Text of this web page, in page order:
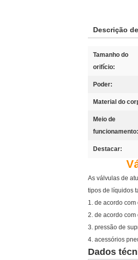
Descrição
Tamanho do
orifício:
Poder:
Material do
Meio de
funcionamento:
Destacar:
As válvulas de
tipos de líquidos
1. de acordo
2. de acordo
3. pressão de
4. acessórios
Dados